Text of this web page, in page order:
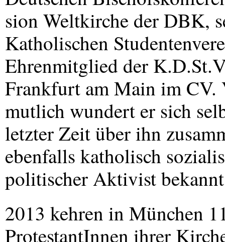
sion Weltkirche derDBK,
Katholischen
Ehrenmitglied der
Frankfurt am Main im CV.
mutlich wundert er sich
letzter Zeit über ihn
ebenfalls katholisch
politischer Aktivist
2013 kehren in München
ProtestantInnen ihrer